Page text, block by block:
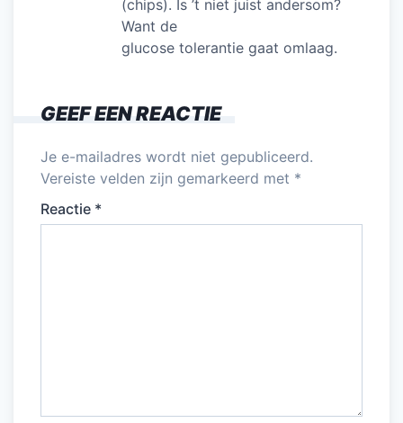
(chips). Is ’t niet juist andersom?
Want de
glucose tolerantie gaat omlaag.
GEEF EEN REACTIE
Je e-mailadres wordt niet gepubliceerd.
Vereiste velden zijn gemarkeerd met *
Reactie *